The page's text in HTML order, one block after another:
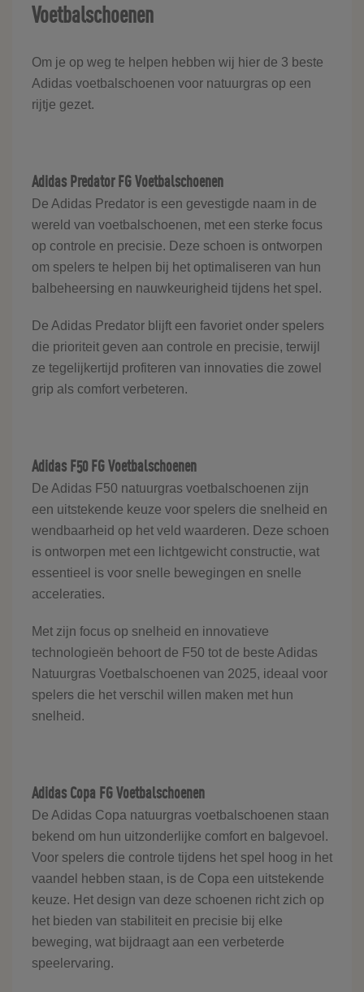
Voetbalschoenen
Om je op weg te helpen hebben wij hier de 3 beste
Adidas voetbalschoenen voor natuurgras op een
rijtje gezet.
Adidas Predator FG Voetbalschoenen
De Adidas Predator is een gevestigde naam in de
wereld van voetbalschoenen, met een sterke focus
op controle en precisie. Deze schoen is ontworpen
om spelers te helpen bij het optimaliseren van hun
balbeheersing en nauwkeurigheid tijdens het spel.
De Adidas Predator blijft een favoriet onder spelers
die prioriteit geven aan controle en precisie, terwijl
ze tegelijkertijd profiteren van innovaties die zowel
grip als comfort verbeteren.
Adidas F50 FG Voetbalschoenen
De Adidas F50 natuurgras voetbalschoenen zijn
een uitstekende keuze voor spelers die snelheid en
wendbaarheid op het veld waarderen. Deze schoen
is ontworpen met een lichtgewicht constructie, wat
essentieel is voor snelle bewegingen en snelle
acceleraties.
Met zijn focus op snelheid en innovatieve
technologieën behoort de F50 tot de beste Adidas
Natuurgras Voetbalschoenen van 2025, ideaal voor
spelers die het verschil willen maken met hun
snelheid.
Adidas Copa FG Voetbalschoenen
De Adidas Copa natuurgras voetbalschoenen staan
bekend om hun uitzonderlijke comfort en balgevoel.
Voor spelers die controle tijdens het spel hoog in het
vaandel hebben staan, is de Copa een uitstekende
keuze. Het design van deze schoenen richt zich op
het bieden van stabiliteit en precisie bij elke
beweging, wat bijdraagt aan een verbeterde
speelervaring.